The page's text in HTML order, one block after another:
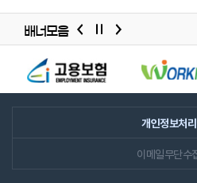
슬라이드
배너모음
개인정보처
이메일무단수